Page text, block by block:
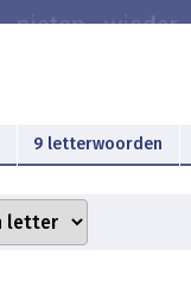
9 letterwoorden